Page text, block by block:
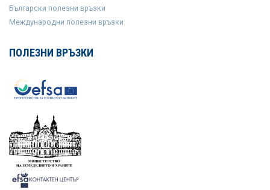
Български полезни връзки
Международни полезни връзки
ПОЛЕЗНИ ВРЪЗКИ